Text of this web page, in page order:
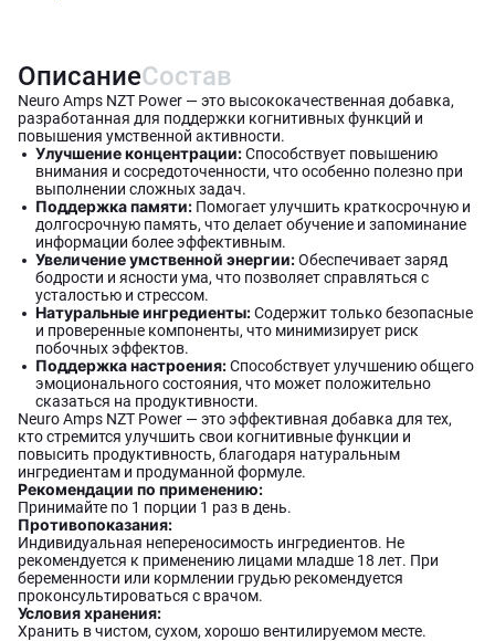
ОписаниеСостав
Neuro Amps NZT Power — это высококачественная добавка,
разработанная для поддержки когнитивных функций и
повышения умственной активности.
Улучшение концентрации:Способствует повышению
внимания и сосредоточенности, что особенно полезно при
выполнении сложных задач.
Поддержка памяти: Помогает улучшить краткосрочную и
долгосрочную память, что делает обучение и запоминание
информации более эффективным.
Увеличение умственной энергии:Обеспечивает заряд
бодрости и ясности ума, что позволяет справляться с
усталостью и стрессом.
Натуральные ингредиенты:Содержит только безопасные
и проверенные компоненты, что минимизирует риск
побочных эффектов.
Поддержка настроения:Способствует улучшению общего
эмоционального состояния, что может положительно
сказаться на продуктивности.
Neuro Amps NZT Power — это эффективная добавка для тех,
кто стремится улучшить свои когнитивные функции и
повысить продуктивность, благодаря натуральным
ингредиентам и продуманной формуле.
Рекомендации по применению:
Принимайте по 1 порции 1 раз в день.
Противопоказания:
Индивидуальная непереносимость ингредиентов. Не
рекомендуется к применению лицами младше 18 лет. При
беременности или кормлении грудью рекомендуется
проконсультироваться с врачом.
Условия хранения:
Хранить в чистом, сухом, хорошо вентилируемом месте.